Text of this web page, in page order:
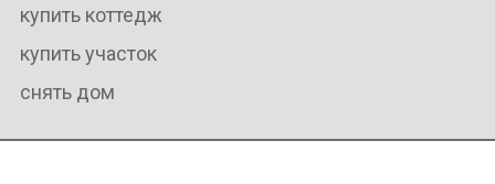
купить коттедж
купить участок
снять дом